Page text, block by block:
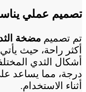
تصميم عملي
تم تصميم مضخة
أكثر راحة، حيث
درجة، مما يساعد
أثناء الاستخدام.